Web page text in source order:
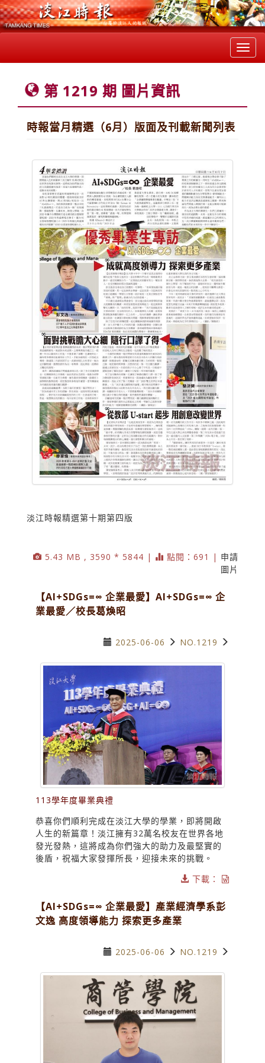
第 1219 期 圖片資訊
時報當月精選（6月）版面及刊載新聞列表
淡江時報精選第十期第四版
5.43 MB , 3590 * 5844 | 點閱：691 | 申請
圖片
【AI+SDGs=∞ 企業最愛】AI+SDGs=∞ 企
業最愛／校長葛煥昭
2025-06-06 NO.1219
113學年度畢業典禮
恭喜你們順利完成在淡江大學的學業，即將開啟
人生的新篇章！淡江擁有32萬名校友在世界各地
發光發熱，這將成為你們強大的助力及最堅實的
後盾，祝福大家發揮所長，迎接未來的挑戰。
下載：
【AI+SDGs=∞ 企業最愛】產業經濟學系彭
文逸 高度領導能力 探索更多產業
2025-06-06 NO.1219